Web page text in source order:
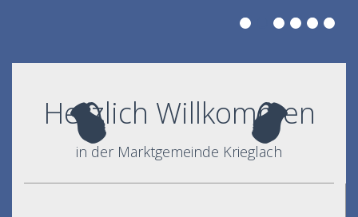
Herzlich Willkommen
in der Marktgemeinde Krieglach